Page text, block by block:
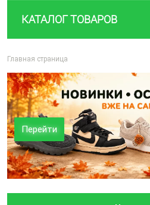
КАТАЛОГ ТОВАРОВ
Главная страница
Перейти